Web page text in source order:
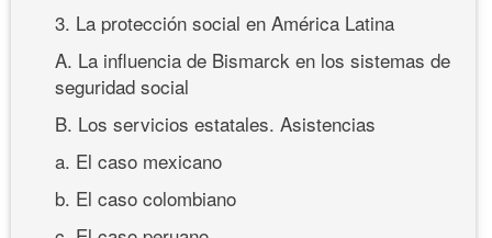
3. La protección social en América Latina
A. La influencia de Bismarck en los sistemas de
seguridad social
B. Los servicios estatales. Asistencias
a. El caso mexicano
b. El caso colombiano